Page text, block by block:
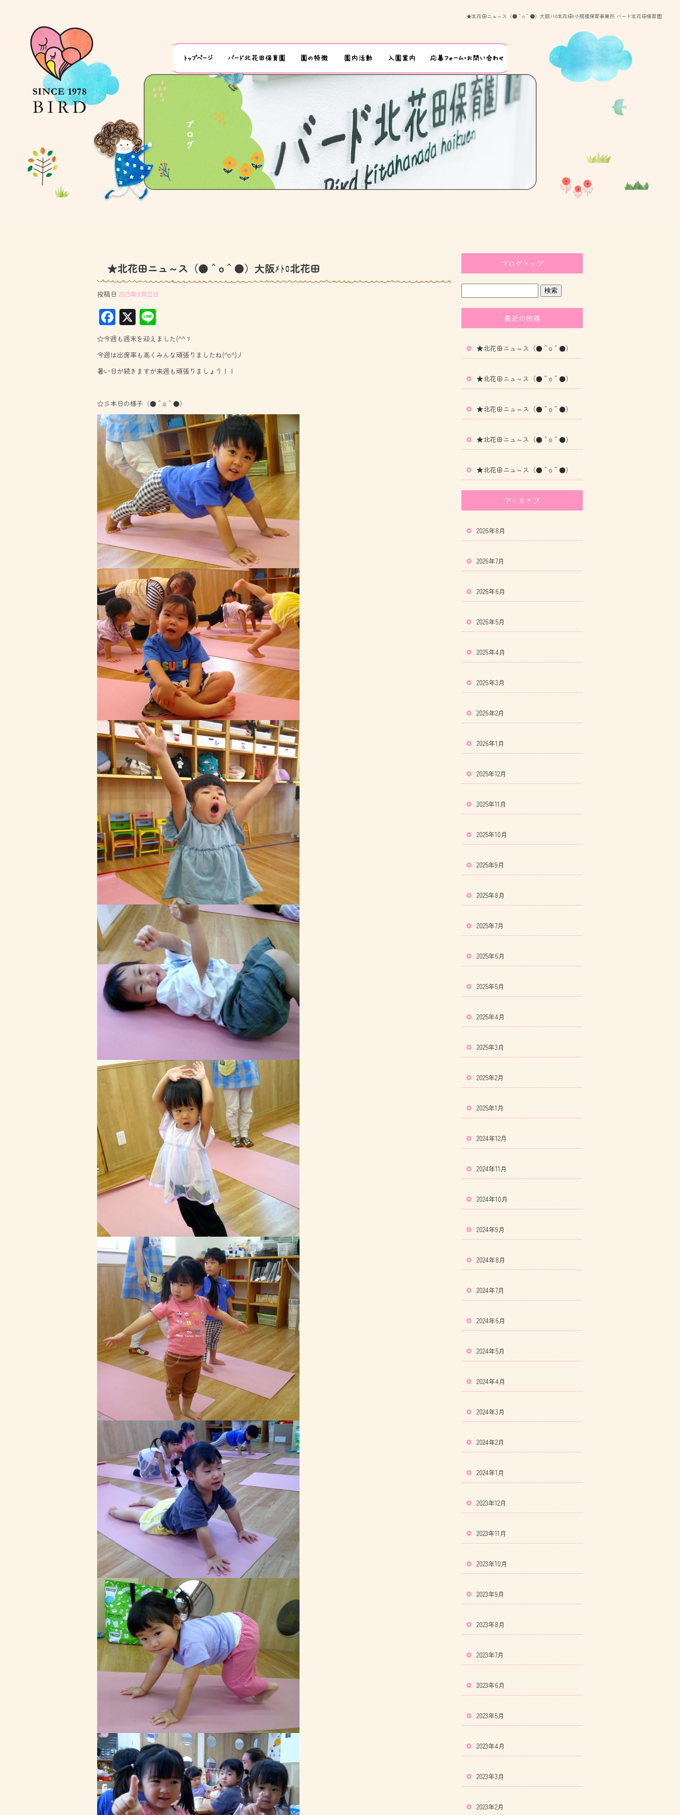
★北花田ニュ～ス（●＾o＾●）大阪ﾒﾄﾛ北花田|小規模保育事業所 バード北花田保育園
★北花田ニュ～ス（●＾o＾●）大阪ﾒﾄﾛ北花田
投稿日 2025年8月22日
F
ac
e
b
o
ok
X
ne
☆今週も週末を迎えました(^^ゞ
今週は出席率も高くみんな頑張りましたね(^o^)丿
暑い日が続きますが来週も頑張りましょう！！
☆彡本日の様子（●＾o＾●）
ブログトップ
最近の投稿
★北花田ニュ～ス（●＾o＾●）
★北花田ニュ～ス（●＾o＾●）
★北花田ニュ～ス（●＾o＾●）
★北花田ニュ～ス（●＾o＾●）
★北花田ニュ～ス（●＾o＾●）
アーカイブ
2026年8月
2026年7月
2026年6月
2026年5月
2026年4月
2026年3月
2026年2月
2026年1月
2025年12月
2025年11月
2025年10月
2025年9月
2025年8月
2025年7月
2025年6月
2025年5月
2025年4月
2025年3月
2025年2月
2025年1月
2024年12月
2024年11月
2024年10月
2024年9月
2024年8月
2024年7月
2024年6月
2024年5月
2024年4月
2024年3月
2024年2月
2024年1月
2023年12月
2023年11月
2023年10月
2023年9月
2023年8月
2023年7月
2023年6月
2023年5月
2023年4月
2023年3月
2023年2月